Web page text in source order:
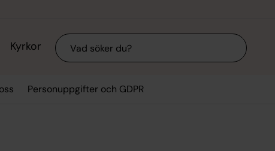
Kyrkor Sök
Personuppgifter och GDPR